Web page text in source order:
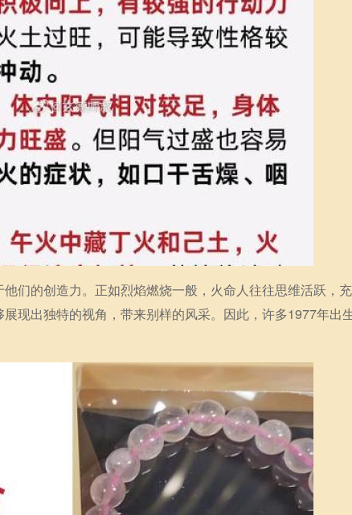
们的创造力。正如烈焰燃烧一般，火命人往往思维活跃，充
现出独特的视角，带来别样的风采。因此，许多1977年出